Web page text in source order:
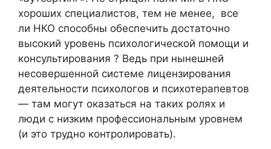
хороших специалистов, тем не менее, все
ли НКО способны обеспечить достаточно
высокий уровень психологической помощи и
консультирования ? Ведь при нынешней
несовершенной системе лицензирования
деятельности психологов и психотерапевтов
— там могут оказаться на таких ролях и
люди с низким профессиональным уровнем
(и это трудно контролировать).